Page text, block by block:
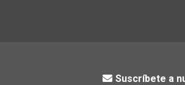
Suscríbete a